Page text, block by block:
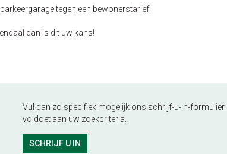
tegen een bewonerstarief.
dan is dit uw kans!
Vul dan zo specifiek mogelijk ons schrijf-u-in-
voldoet aan uw zoekcriteria.
SCHRIJF U IN